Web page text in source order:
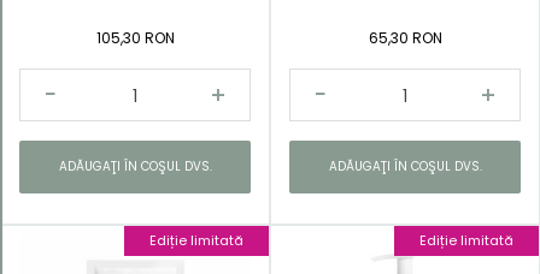
105,30 RON
ADĂUGAŢI ÎN COŞUL DVS.
65,30 RON
ADĂUGAŢI ÎN COŞUL DVS.
Ediție limitată Ediție limitată
Kategorie